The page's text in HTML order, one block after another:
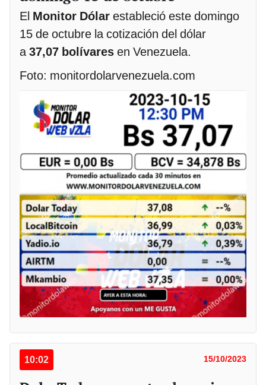
El Monitor Dólar estableció este domingo
15 de octubre la cotización del dólar
a 37,07 bolívares en Venezuela.
Foto: monitordolarvenezuela.com
10:02 15/10/2023